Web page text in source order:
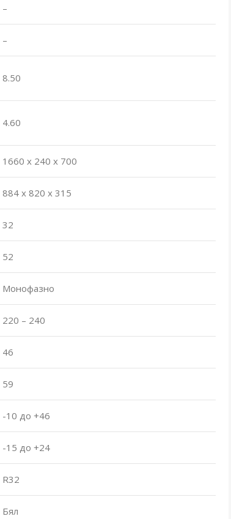
–
–
8.50
4.60
1660 x 240 x 700
884 x 820 x 315
32
52
Монофазно
220 – 240
46
59
-10 до +46
-15 до +24
R32
Бял